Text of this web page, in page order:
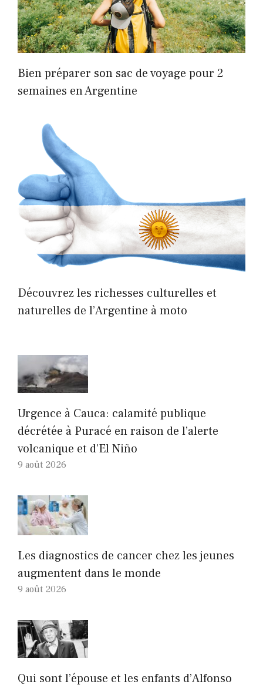
Bien préparer son sac de voyage pour 2
semaines en Argentine
Découvrez les richesses culturelles et
naturelles de l’Argentine à moto
Urgence à Cauca: calamité publique
décrétée à Puracé en raison de l’alerte
volcanique et d’El Niño
9 août 2026
Les diagnostics de cancer chez les jeunes
augmentent dans le monde
9 août 2026
Qui sont l’épouse et les enfants d’Alfonso